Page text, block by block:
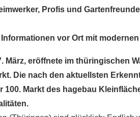
Profis und
vor Ort mit
März, eröffnete im thüringischen
Die nach den aktuellsten
Markt des hagebau